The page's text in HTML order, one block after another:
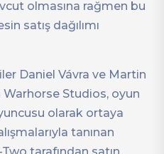
olmasına rağmen bu
satış dağılımı
Daniel Vávra ve Martin
Studios, oyun
olarak ortaya
tanınan